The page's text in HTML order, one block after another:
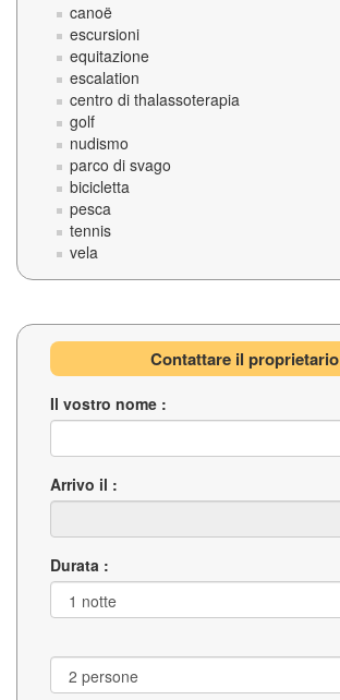
canoë
escursioni
equitazione
escalation
centro di thalassoterapia
golf
nudismo
parco di svago
bicicletta
pesca
tennis
vela
Contattare il proprietario
Il vostro nome :
Arrivo il :
Durata :